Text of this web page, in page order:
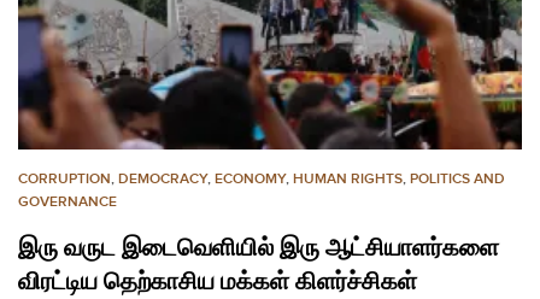
CORRUPTION, DEMOCRACY, ECONOMY, HUMAN RIGHTS, POLITICS AND
GOVERNANCE
இரு வருட இடைவெளியில் இரு ஆட்சியாளர்களை
விரட்டிய தெற்காசிய மக்கள் கிளர்ச்சிகள்